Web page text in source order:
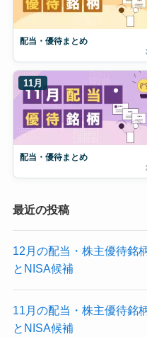
配当・優待まとめ
11月
配当・優待まとめ
最近の投稿
12月の配当・株主優待銘
とNISA候補
11月の配当・株主優待銘
とNISA候補